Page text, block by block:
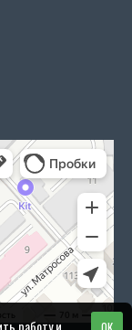
работу и